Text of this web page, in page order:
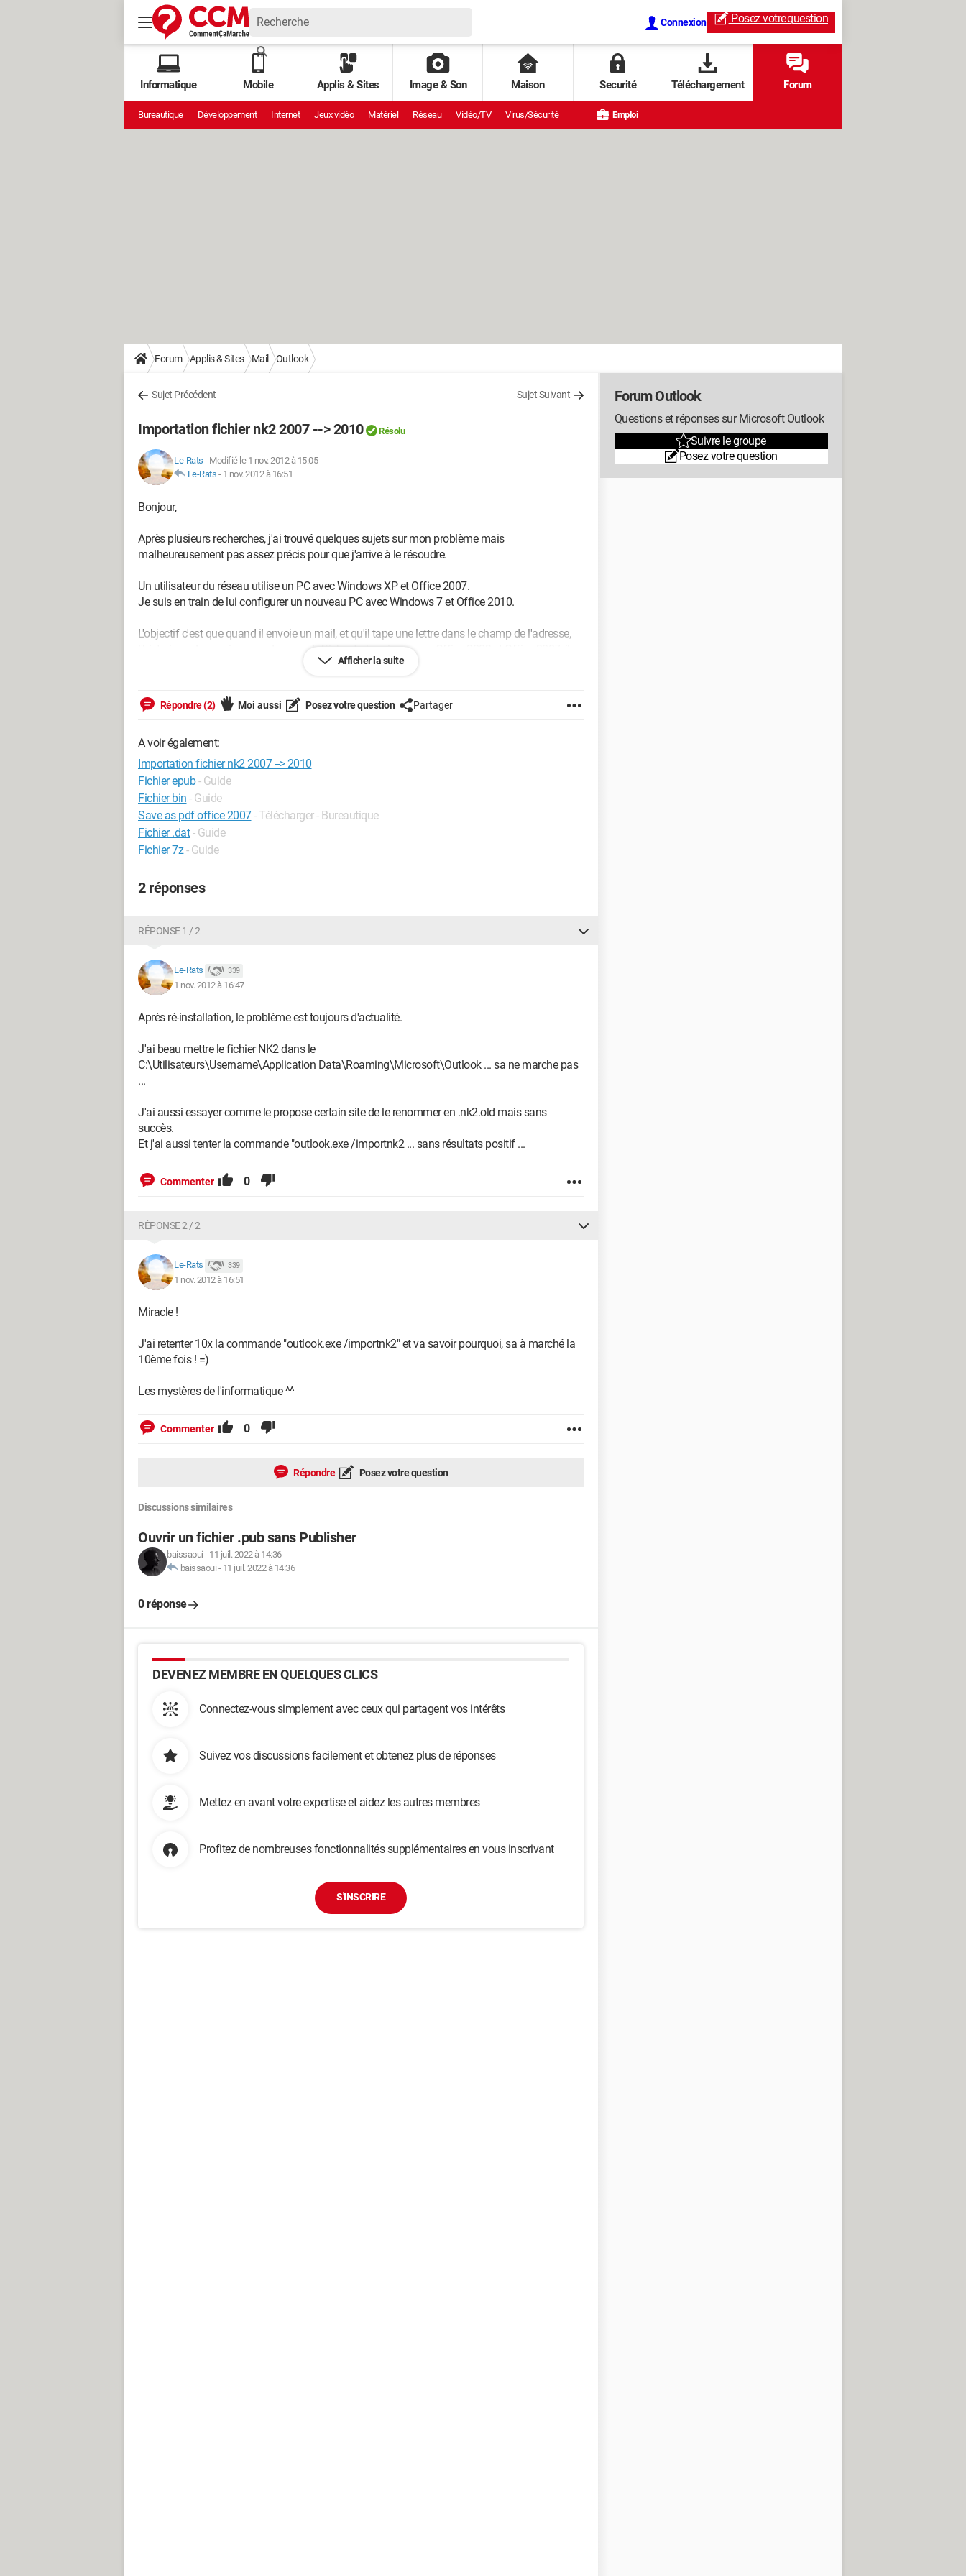
Connexion Posez votrequestion
Informatique Mobile Applis & Sites Image & Son Maison Securité Téléchargement Forum
Bureautique Développement Internet Jeux vidéo Matériel Réseau Vidéo/TV Virus/Sécurité Emploi
Forum Applis & Sites Mail Outlook
Sujet Précédent Sujet Suivant
Importation fichier nk2 2007 --> 2010 Résolu
Le-Rats - Modifié le 1 nov. 2012 à 15:05
Le-Rats - 1 nov. 2012 à 16:51
Bonjour,
Après plusieurs recherches, j'ai trouvé quelques sujets sur mon problème mais
malheureusement pas assez précis pour que j'arrive à le résoudre.
Un utilisateur du réseau utilise un PC avec Windows XP et Office 2007.
Je suis en train de lui configurer un nouveau PC avec Windows 7 et Office 2010.
L'objectif c'est que quand il envoie un mail, et qu'il tape une lettre dans le champ de l'adresse,
l'historique des anciennes adresses s'affichent. Je sais que sur Office 2003 et Office 2007, il y
J'ai bien compris que ce fichier nk2 n'existe plus dans 2010, mais j'aimerais savoir comment
basculer cette "base de donnée d'adresse mail" sur le nouveau PC.
Je vous en remercie par avance.
Le-Rats
Afficher la suite
Répondre (2) Moi aussi Posez votre question Partager
A voir également:
Importation fichier nk2 2007 --> 2010
Fichier epub - Guide
Fichier bin - Guide
Save as pdf office 2007- Télécharger - Bureautique
Fichier .dat - Guide
Fichier 7z - Guide
2 réponses
RÉPONSE 1 / 2
Le-Rats 339
1 nov. 2012 à 16:47
Après ré-installation, le problème est toujours d'actualité.
J'ai beau mettre le fichier NK2 dans le
C:\Utilisateurs\Username\Application Data\Roaming\Microsoft\Outlook ... sa ne marche pas
...
J'ai aussi essayer comme le propose certain site de le renommer en .nk2.old mais sans
succès.
Et j'ai aussi tenter la commande "outlook.exe /importnk2 ... sans résultats positif ...
Commenter 0
RÉPONSE 2 / 2
Le-Rats 339
1 nov. 2012 à 16:51
Miracle !
J'ai retenter 10x la commande "outlook.exe /importnk2" et va savoir pourquoi, sa à marché la
10ème fois ! =)
Les mystères de l'informatique ^^
Commenter 0
Répondre Posez votre question
Discussions similaires
Ouvrir un fichier .pub sans Publisher
baissaoui - 11 juil. 2022 à 14:36
baissaoui - 11 juil. 2022 à 14:36
0 réponse
DEVENEZ MEMBRE EN QUELQUES CLICS
Connectez-vous simplement avec ceux qui partagent vos intérêts
Suivez vos discussions facilement et obtenez plus de réponses
Mettez en avant votre expertise et aidez les autres membres
Profitez de nombreuses fonctionnalités supplémentaires en vous inscrivant
S'INSCRIRE
Forum Outlook
Questions et réponses sur Microsoft Outlook
Suivre le groupe
Posez votre question